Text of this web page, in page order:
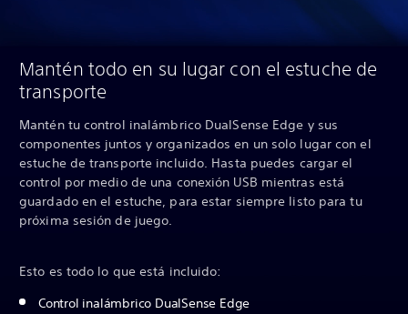
Mantén todo en su lugar con el estuche de
transporte
Mantén tu control inalámbrico DualSense Edge y sus
componentes juntos y organizados en un solo lugar con el
estuche de transporte incluido. Hasta puedes cargar el
control por medio de una conexión USB mientras está
guardado en el estuche, para estar siempre listo para tu
próxima sesión de juego.
Esto es todo lo que está incluido:
Control inalámbrico DualSense Edge